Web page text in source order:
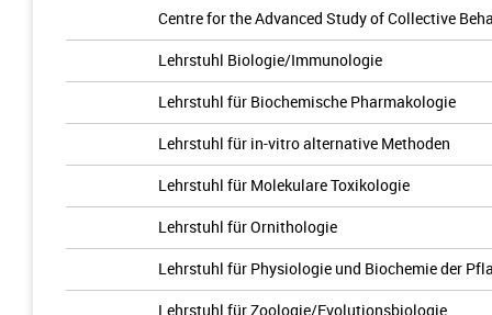
Centre for the Advanced Study of Collective
Lehrstuhl Biologie/Immunologie
Lehrstuhl für Biochemische Pharmakologie
Lehrstuhl für in-vitro alternative Methoden
Lehrstuhl für Molekulare Toxikologie
Lehrstuhl für Ornithologie
Lehrstuhl für Physiologie und Biochemie der
Lehrstuhl für Zoologie/Evolutionsbiologie